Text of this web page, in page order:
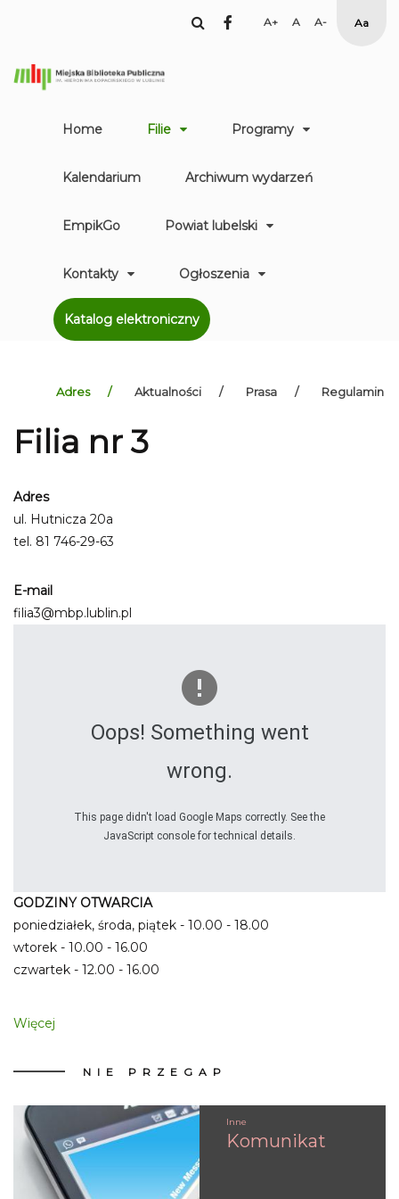
facebook
Set Set
Smaller
High
Home Filie Programy
Kalendarium Archiwum wydarzeń
EmpikGo Powiat lubelski
Kontakty Ogłoszenia
Katalog elektroniczny
Adres Aktualności Prasa Regulamin
Filia nr 3
Adres
ul. Hutnicza 20a
tel. 81 746-29-63
E-mail
filia3@mbp.lublin.pl
Oops! Something went
wrong.
This page didn't load Google Maps correctly. See the
JavaScript console for technical details.
GODZINY OTWARCIA
poniedziałek, środa, piątek - 10.00 - 18.00
wtorek - 10.00 - 16.00
czwartek - 12.00 - 16.00
Więcej
NIE PRZEGAP
Inne
Komunikat